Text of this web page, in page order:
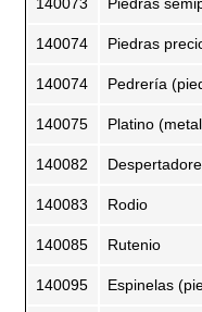
140073 Piedras
140074 Piedras
140074 Pedrería
140075 Platino
140082
140083 Rodio
140085 Rutenio
140095 Espinelas